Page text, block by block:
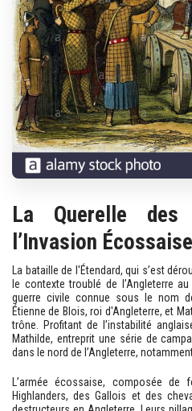
La Querelle des
l’Invasion Écossaise
La bataille de l'Étendard, qui s’est
le contexte troublé de l’Angleterre
guerre civile connue sous le nom
Étienne de Blois, roi d'Angleterre, et
trône. Profitant de l’instabilité
Mathilde, entreprit une série de
dans le nord de l’Angleterre,
L’armée écossaise, composée de
Highlanders, des Gallois et des